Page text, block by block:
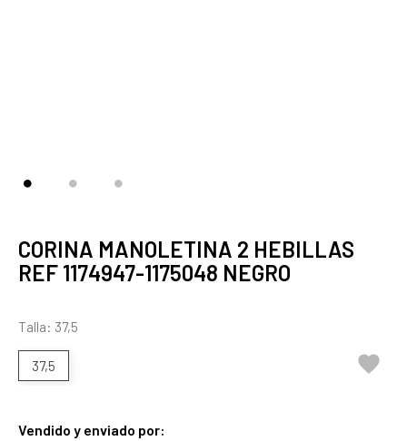
CORINA MANOLETINA 2 HEBILLAS
REF 1174947-1175048 NEGRO
Talla: 37,5
37,5 
Vendido y enviado por: